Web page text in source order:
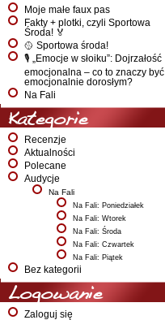
Moje małe faux pas
Fakty + plotki, czyli Sportowa
Środa! 🏅
🥎 Sportowa środa!
🎙️ „Emocje w słoiku”: Dojrzałość
emocjonalna – co to znaczy być
emocjonalnie dorosłym?
Na Fali
Kategorie
Recenzje
Aktualności
Polecane
Audycje
Na Fali
Na Fali: Poniedziałek
Na Fali: Wtorek
Na Fali: Środa
Na Fali: Czwartek
Na Fali: Piątek
Bez kategorii
Logowanie
Zaloguj się